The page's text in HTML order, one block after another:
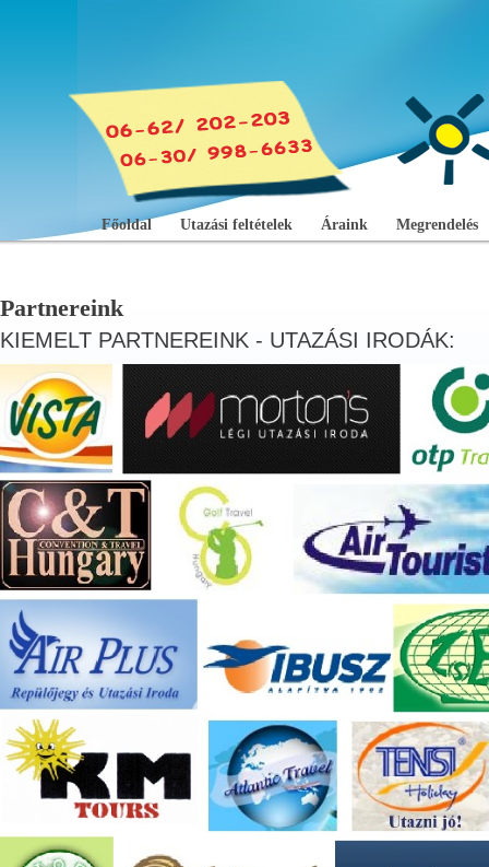
Főoldal Utazási feltételek Áraink Megrendelés
Partnereink
KIEMELT PARTNEREINK - UTAZÁSI IRODÁK: